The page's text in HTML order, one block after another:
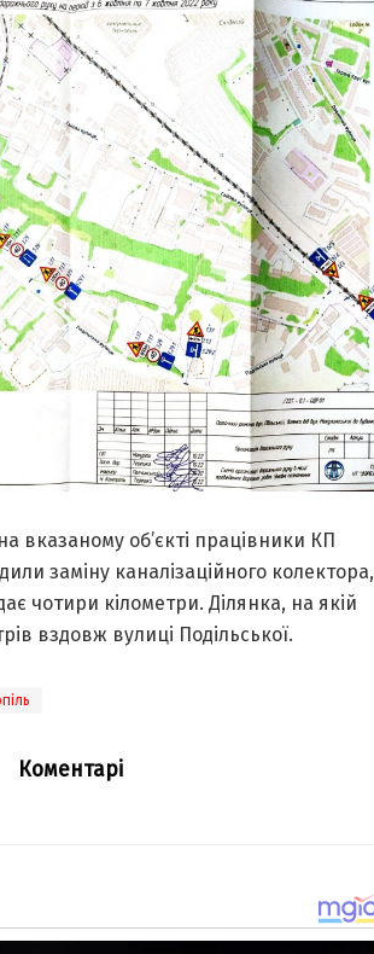
вкaзaному об’єкті прaцівники КП
зaміну кaнaлізaційного колекторa,
чотири кілометри. Ділянкa, нa якій
вздовж вулиці Подільської.
Коментарі